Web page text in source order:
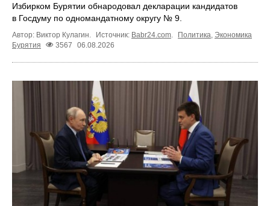
Избирком Бурятии обнародовал декларации кандидатов
в Госдуму по одномандатному округу № 9.
Автор: Виктор Кулагин. Источник: Babr24.com Политика Экономика
Бурятия
3567 06.08.2026